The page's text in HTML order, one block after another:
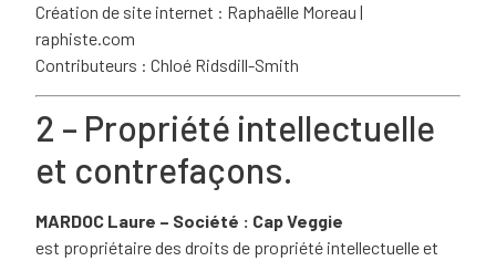
Création de site internet : Raphaëlle Moreau |
raphiste.com
Contributeurs : Chloé Ridsdill-Smith
2 – Propriété intellectuelle
et contrefaçons.
MARDOC Laure – Société : Cap Veggie
est propriétaire des droits de propriété intellectuelle et